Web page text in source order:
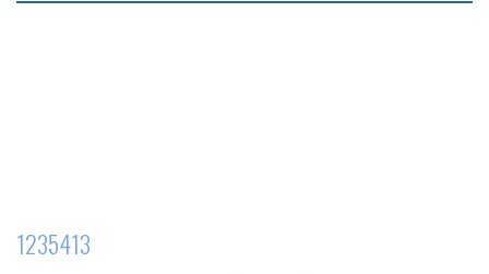
1235413